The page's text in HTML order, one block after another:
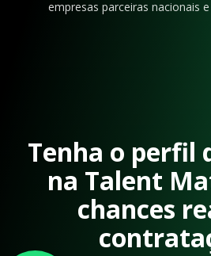
empresas parceiras nacionais
Tenha o perfil
na Talent
chances